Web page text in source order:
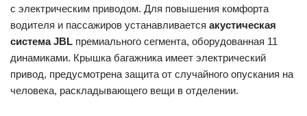
с электрическим приводом. Для повышения комфорта
водителя и пассажиров устанавливается акустическая
система JBL премиального сегмента, оборудованная 11
динамиками. Крышка багажника имеет электрический
привод, предусмотрена защита от случайного опускания на
человека, раскладывающего вещи в отделении.